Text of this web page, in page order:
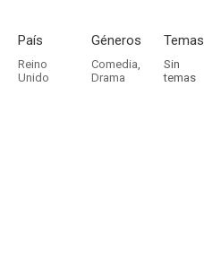
País
Reino
Unido
Géneros
Comedia,
Drama
Temas
Sin
temas